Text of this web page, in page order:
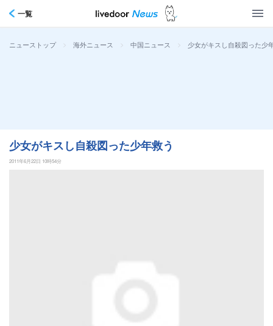
一覧
ニューストップ > 海外ニュース > 中国ニュース > 少女がキスし自殺図った少
少女がキスし自殺図った少年救う
2011年6月22日 10時54分